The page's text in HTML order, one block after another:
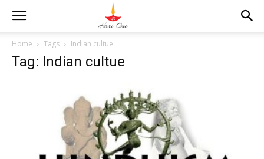
Home Tags Indian cultue
Tag: Indian cultue